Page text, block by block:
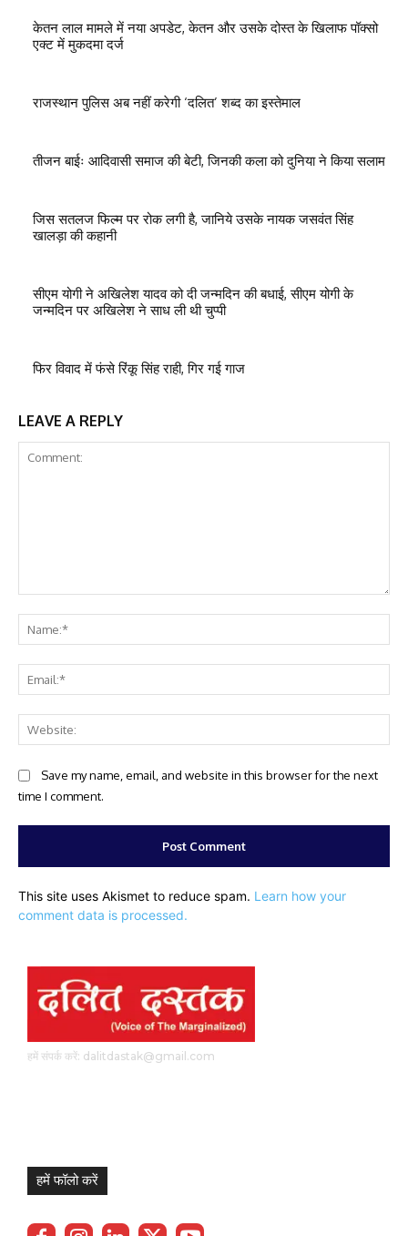
केतन लाल मामले में नया अपडेट, केतन और उसके दोस्त के खिलाफ पॉक्सो
एक्ट में मुकदमा दर्ज
राजस्थान पुलिस अब नहीं करेगी ‘दलित’ शब्द का इस्तेमाल
तीजन बाईः आदिवासी समाज की बेटी, जिनकी कला को दुनिया ने किया सलाम
जिस सतलज फिल्म पर रोक लगी है, जानिये उसके नायक जसवंत सिंह
खालड़ा की कहानी
सीएम योगी ने अखिलेश यादव को दी जन्मदिन की बधाई, सीएम योगी के
जन्मदिन पर अखिलेश ने साध ली थी चुप्पी
फिर विवाद में फंसे रिंकू सिंह राही, गिर गई गाज
LEAVE A REPLY
Save my name, email, and website in this browser for the next
time I comment.
This site uses Akismet to reduce spam. Learn how your
comment data is processed.
हमें संपर्क करें: dalitdastak@gmail.com
हमें फॉलो करें